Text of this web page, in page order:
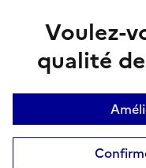
Voulez-
qualité